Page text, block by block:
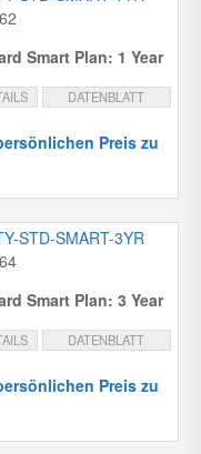
Smart Plan: 1 Year
DATENBLATT
Preis zu
STD-SMART-3YR
Smart Plan: 3 Year
DATENBLATT
Preis zu